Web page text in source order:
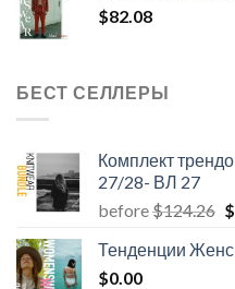
$82.08
БЕСТ СЕЛЛЕРЫ
Комплект
27/28- ВЛ 27
before$124.26 $
Тенденции
$0.00